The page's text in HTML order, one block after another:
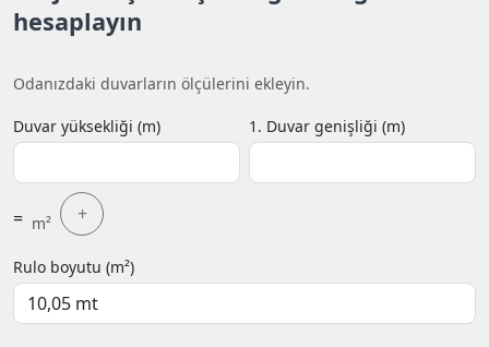
hesaplayın
Odanızdaki duvarların ölçülerini ekleyin.
Duvar yüksekliği (m) 1. Duvar genişliği (m)
= m² +
Rulo boyutu (m²)